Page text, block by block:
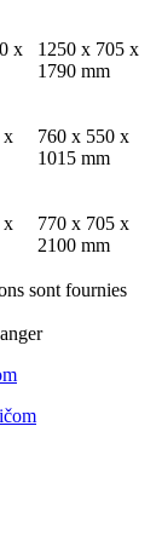
x
1250 x 705 x
1790 mm
x
760 x 550 x
1015 mm
x
770 x 705 x
2100 mm
sont fournies